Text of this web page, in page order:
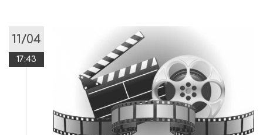
11/04
17:43